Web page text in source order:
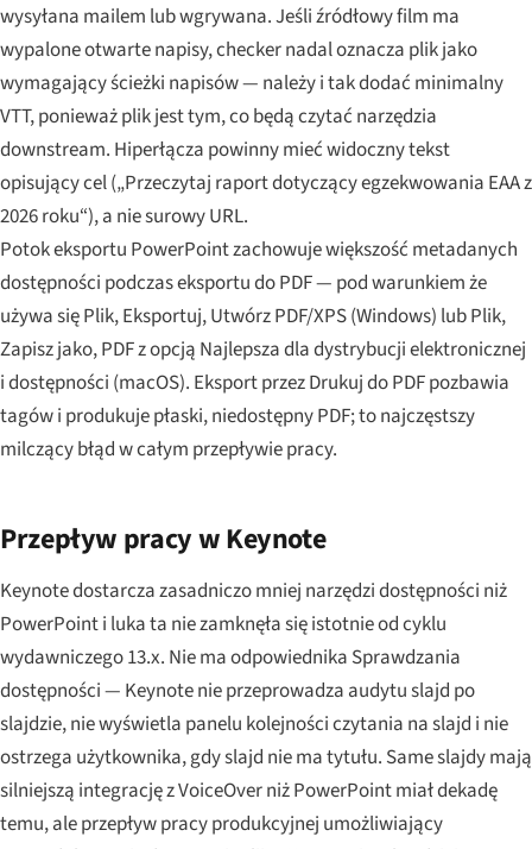
wysyłana mailem lub wgrywana. Jeśli źródłowy film ma
wypalone otwarte napisy, checker nadal oznacza plik jako
wymagający ścieżki napisów — należy i tak dodać minimalny
VTT, ponieważ plik jest tym, co będą czytać narzędzia
downstream. Hiperłącza powinny mieć widoczny tekst
opisujący cel („Przeczytaj raport dotyczący egzekwowania EAA z
2026 roku“), a nie surowy URL.
Potok eksportu PowerPoint zachowuje większość metadanych
dostępności podczas eksportu do PDF — pod warunkiem że
używa się Plik, Eksportuj, Utwórz PDF/XPS (Windows) lub Plik,
Zapisz jako, PDF z opcją Najlepsza dla dystrybucji elektronicznej
i dostępności (macOS). Eksport przez Drukuj do PDF pozbawia
tagów i produkuje płaski, niedostępny PDF; to najczęstszy
milczący błąd w całym przepływie pracy.
Przepływ pracy w Keynote
Keynote dostarcza zasadniczo mniej narzędzi dostępności niż
PowerPoint i luka ta nie zamknęła się istotnie od cyklu
wydawniczego 13.x. Nie ma odpowiednika Sprawdzania
dostępności — Keynote nie przeprowadza audytu slajd po
slajdzie, nie wyświetla panelu kolejności czytania na slajd i nie
ostrzega użytkownika, gdy slajd nie ma tytułu. Same slajdy mają
silniejszą integrację z VoiceOver niż PowerPoint miał dekadę
temu, ale przepływ pracy produkcyjnej umożliwiający